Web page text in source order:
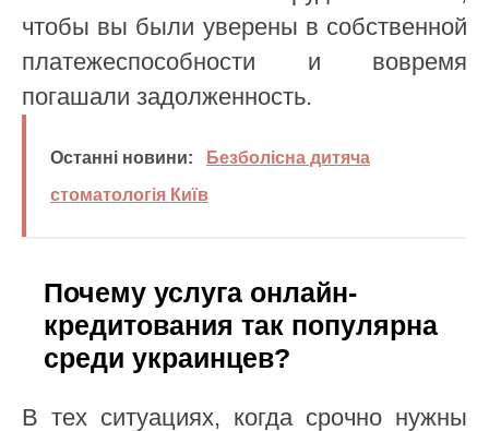
чтобы вы были уверены в собственной
платежеспособности и вовремя
погашали задолженность.
Останні новини:
Безболісна дитяча
стоматологія Київ
Почему услуга онлайн-
кредитования так популярна
среди украинцев?
В тех ситуациях, когда срочно нужны